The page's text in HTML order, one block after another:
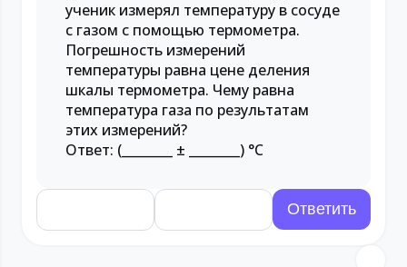
ученик измерял температуру в сосуде
с газом с помощью термометра.
Погрешность измерений
температуры равна цене деления
шкалы термометра. Чему равна
температура газа по результатам
этих измерений?
Ответ: (________ ± ________) °C